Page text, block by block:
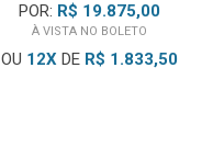
POR: R$ 19.875,00
À VISTA NO BOLETO
OU 12X DE R$ 1.833,50